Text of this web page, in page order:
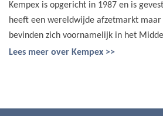
Kempex is opgericht in 1987 en is
heeft een wereldwijde afzetmarkt
bevinden zich voornamelijk in het
Lees meer over Kempex >>